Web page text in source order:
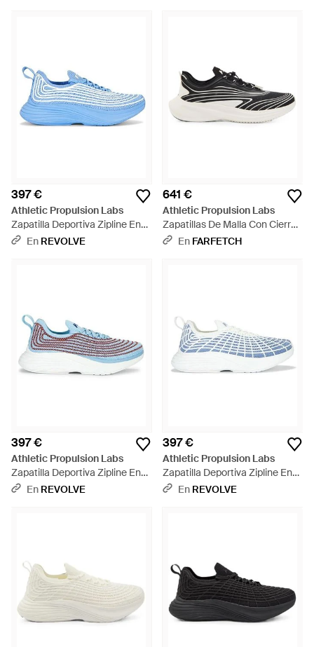
397 €
Athletic Propulsion Labs
Zapatilla Deportiva Zipline En
Color Azul Talla (También En 6,
En REVOLVE
641 €
Athletic Propulsion Labs
Zapatillas De Malla Con Cierre
De Trenca - Blanco
En FARFETCH
397 €
Athletic Propulsion Labs
Zapatilla Deportiva Zipline En
Color Bebe Azul Talla (También
En REVOLVE
397 €
Athletic Propulsion Labs
Zapatilla Deportiva Zipline En
Color Ivory Talla (También En .5,
En REVOLVE